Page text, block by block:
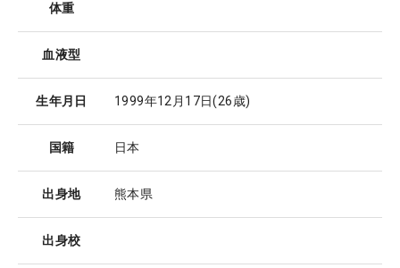
体重
血液型
生年月日 1999年12月17日(26歳)
国籍 日本
出身地 熊本県
出身校